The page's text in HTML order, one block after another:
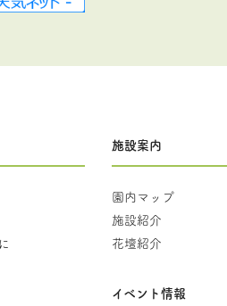
施設案内
園内マップ
施設紹介
花壇紹介
イベント情報